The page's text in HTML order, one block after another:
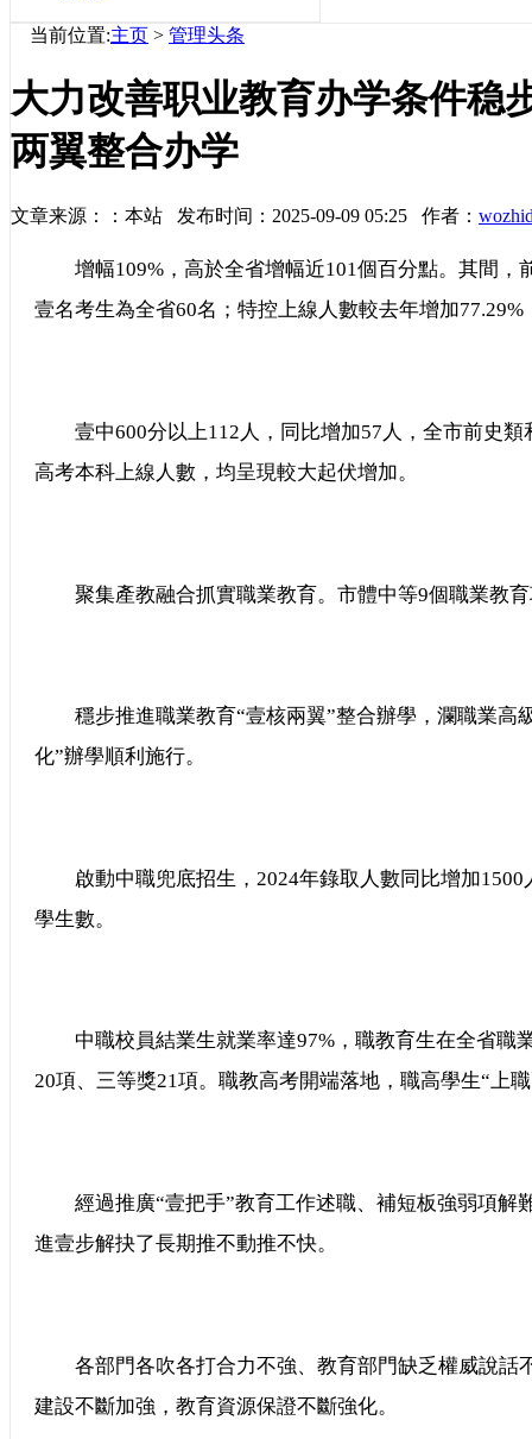
当前位置:主页 > 管理头条
大力改善职业教育办学条件稳
两翼整合办学
文章来源：：本站 发布时间：2025-09-09 05:25 作者：
增幅109%，高於全省增幅近101個百分點。其間，
壹名考生為全省60名；特控上線人數較去年增加
壹中600分以上112人，同比增加57人，全市前史類
高考本科上線人數，均呈現較大起伏增加。
聚集產教融合抓實職業教育。市體中等9個職業教育
穩步推進職業教育“壹核兩翼”整合辦學，瀾職業高
化”辦學順利施行。
啟動中職兜底招生，2024年錄取人數同比增加1500
學生數。
中職校員結業生就業率達97%，職教育生在全省職
20項、三等獎21項。職教高考開端落地，職高學生“上
經過推廣“壹把手”教育工作述職、補短板強弱項解
進壹步解抉了長期推不動推不快。
各部門各吹各打合力不強、教育部門缺乏權威說話
建設不斷加強，教育資源保證不斷強化。